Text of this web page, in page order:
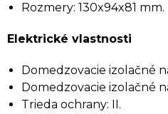
Rozmery: 130x94x81 mm.
Elektrické vlastnosti
Domedzovacie izolačné
Domedzovacie izolačné
Trieda ochrany: II.